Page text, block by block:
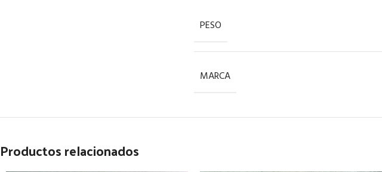
PESO
MARCA
Productos relacionados